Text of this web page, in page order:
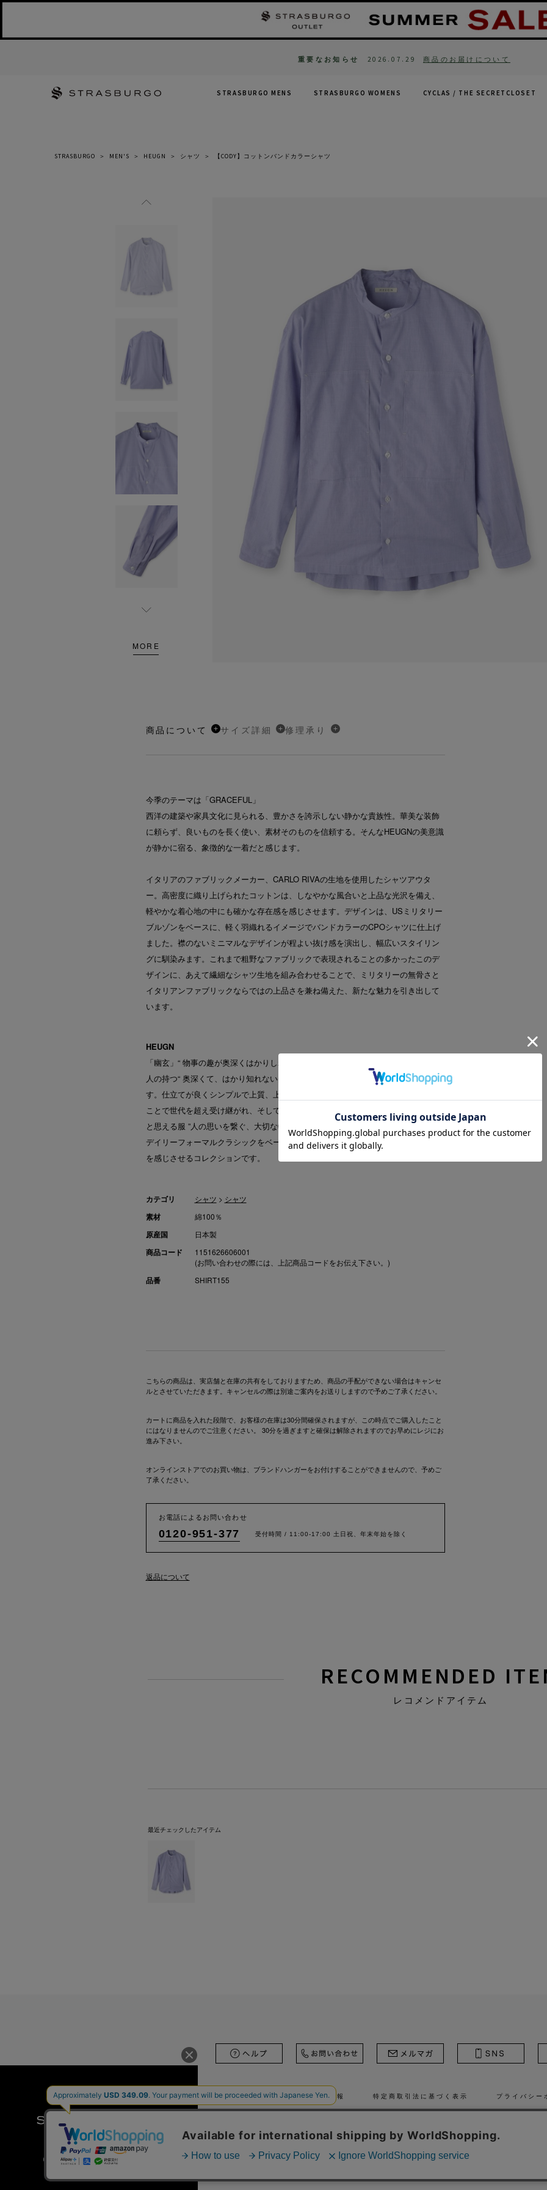
重要なお知らせ 2026.07.29 商品のお届けについて
STRASBURGO MENS STRASBURGO WOMENS CYCLAS / THE SECRETCLOSET
STRASBURGO ＞ MEN'S ＞ HEUGN ＞ シャツ ＞ 【CODY】コットンバンドカラーシャツ
MORE
商品について サイズ詳細 修理承り
今季のテーマは「GRACEFUL」
西洋の建築や家具文化に見られる、豊かさを誇示しない静かな貴族性。華美な装飾
に頼らず、良いものを長く使い、素材そのものを信頼する。そんなHEUGNの美意識
が静かに宿る、象徴的な一着だと感じます。
イタリアのファブリックメーカー、CARLO RIVAの生地を使用したシャツアウタ
ー。高密度に織り上げられたコットンは、しなやかな風合いと上品な光沢を備え、
軽やかな着心地の中にも確かな存在感を感じさせます。デザインは、USミリタリー
ブルゾンをベースに、軽く羽織れるイメージでバンドカラーのCPOシャツに仕上げ
ました。襟のないミニマルなデザインが程よい抜け感を演出し、幅広いスタイリン
グに馴染みます。これまで粗野なファブリックで表現されることの多かったこのデ
ザインに、あえて繊細なシャツ生地を組み合わせることで、ミリタリーの無骨さと
イタリアンファブリックならではの上品さを兼ね備えた、新たな魅力を引き出して
います。
HEUGN
「幽玄」“ 物事の趣が奥深くはかりしれないこと”の意に由来このブランドは、日本
人の持つ“ 奥深くて、はかり知れない美 ”を追求し、“伝統”と“いま”の狭間を探りま
す。仕立てが良くシンプルで上質、上品で奥深い美しさ。好きな服を大切に着込む
ことで世代を超え受け継がれ、そして価値を増す服になること。“ ずっと長く着たい
と思える服 ”人の思いを繋ぐ、大切な物作りを根底に行っています。今季イメージは
デイリーフォーマルクラシックをベースに過度なデザインはせず、上質、上品な今
を感じさせるコレクションです。
カテゴリ シャツ > シャツ
素材 綿100％
原産国 日本製
商品コード
1151626606001
(お問い合わせの際には、上記商品コードをお伝え下さい。)
品番 SHIRT155
こちらの商品は、実店舗と在庫の共有をしておりますため、商品の手配ができない場合はキャンセ
ルとさせていただきます。キャンセルの際は別途ご案内をお送りしますので予めご了承ください。
カートに商品を入れた段階で、お客様の在庫は30分間確保されますが、この時点でご購入したこと
にはなりませんのでご注意ください。 30分を過ぎますと確保は解除されますのでお早めにレジにお
進み下さい。
オンラインストアでのお買い物は、ブランドハンガーをお付けすることができませんので、予めご
了承ください。
お電話によるお問い合わせ
0120-951-377 受付時間 / 11:00-17:00 土日祝、年末年始を除く
返品について
RECOMMENDED
レコメンドアイテム
最近チェックしたアイテム
会社概要 ホールセール 採用情報 特定商取引法に基づく表示 プライバシー
© STRASBURGO CO., LTD.